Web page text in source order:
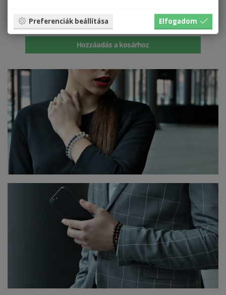
Gyöngyös karkötö Corra Bracelet
7468.5 HUF
Hozzáadás a kosárhoz
Preferenciák beállítása Elfogadom